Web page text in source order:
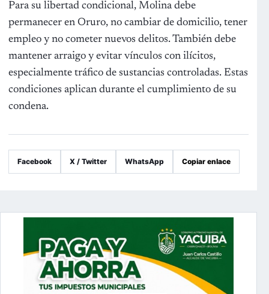
Para su libertad condicional, Molina debe
permanecer en Oruro, no cambiar de domicilio, tener
empleo y no cometer nuevos delitos. También debe
mantener arraigo y evitar vínculos con ilícitos,
especialmente tráfico de sustancias controladas. Estas
condiciones aplican durante el cumplimiento de su
condena.
Facebook X / Twitter WhatsApp Copiar enlace